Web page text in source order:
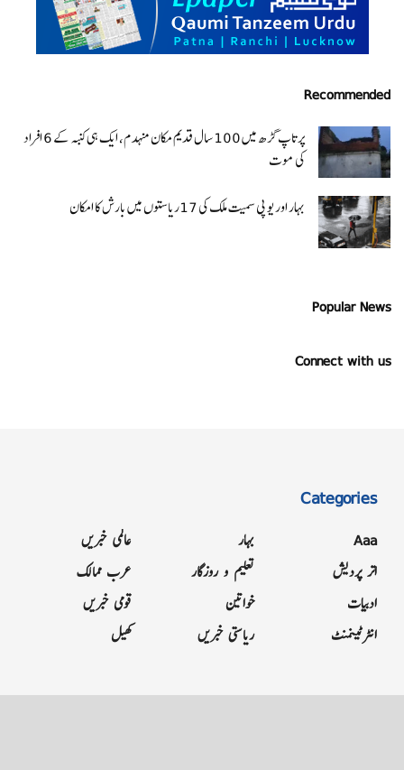
Recommended
پرتاپ گڑھ میں 100 سال قدیم مکان منہدم، ایک ہی کنبہ کے 6 افراد
کی موت
بہار اور یو پی سمیت ملک کی 17ریاستوں میں بارش کا امکان
Popular News
Connect with us
Categories
Aaa
اتر پردیش
ادبیات
انٹرٹینمنٹ
بہار
تعلیم و روزگار
خواتین
ریاستی خبریں
عالمی خبریں
عرب ممالک
قومی خبریں
کھیل